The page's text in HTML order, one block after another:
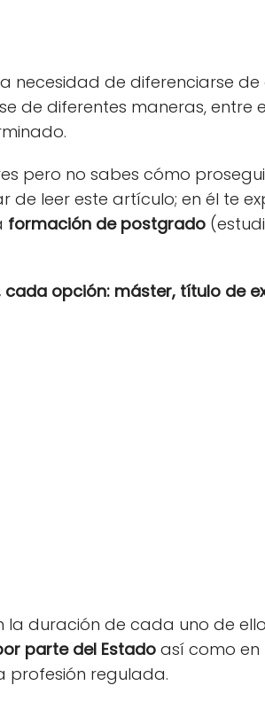
necesidad de diferenciarse
de diferentes maneras, entre
pero no sabes cómo
leer este artículo; en él te
formación de postgrado
cada opción: máster, título de
la duración de cada uno de
parte del Estado así como
profesión regulada.